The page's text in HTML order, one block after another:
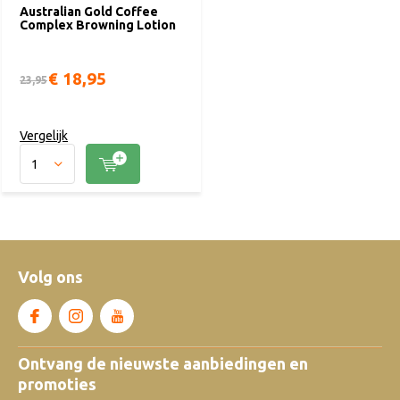
Australian Gold Coffee
Complex Browning Lotion
23,95€ 18,95
Vergelijk
Volg ons
Ontvang de nieuwste aanbiedingen en
promoties